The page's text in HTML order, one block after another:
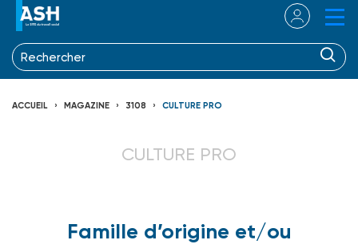
ACCUEIL MAGAZINE 3108 CULTURE PRO
CULTURE PRO
Famille d’origine et/ou